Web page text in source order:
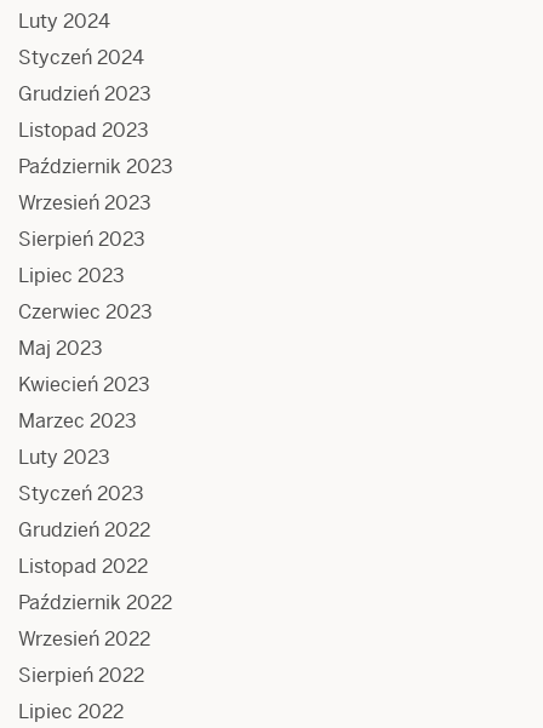
Luty 2024
Styczeń 2024
Grudzień 2023
Listopad 2023
Październik 2023
Wrzesień 2023
Sierpień 2023
Lipiec 2023
Czerwiec 2023
Maj 2023
Kwiecień 2023
Marzec 2023
Luty 2023
Styczeń 2023
Grudzień 2022
Listopad 2022
Październik 2022
Wrzesień 2022
Sierpień 2022
Lipiec 2022